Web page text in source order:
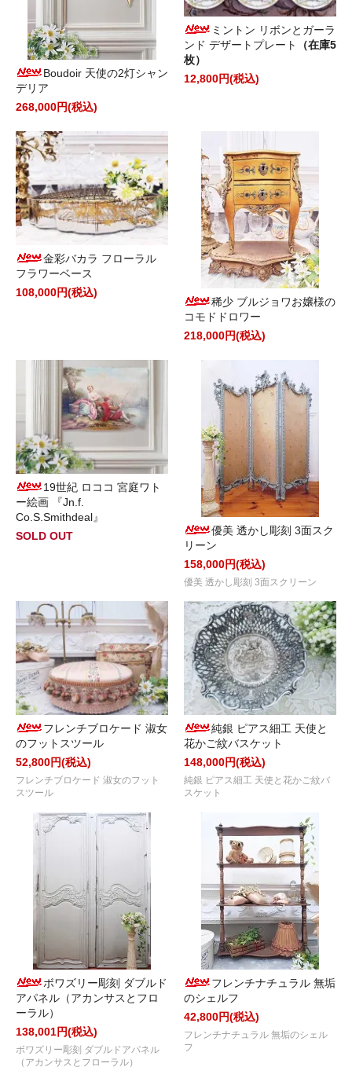
Boudoir 天使の2灯シャン
デリア
268,000円(税込)
ミントン リボンとガーラ
ンド デザートプレート
（在庫5
枚）
12,800円(税込)
金彩バカラ フローラル
フラワーベース
108,000円(税込)
稀少 ブルジョワお嬢様の
コモドドロワー
218,000円(税込)
19世紀 ロココ 宮庭ワト
ー絵画 『Jn.f.
Co.S.Smithdeal』
SOLD OUT
優美 透かし彫刻 3面スク
リーン
158,000円(税込)
優美 透かし彫刻 3面スクリーン
フレンチブロケード 淑女
のフットスツール
52,800円(税込)
フレンチブロケード 淑女のフット
スツール
純銀 ピアス細工 天使と
花かご紋バスケット
148,000円(税込)
純銀 ピアス細工 天使と花かご紋バ
スケット
ボワズリー彫刻 ダブルド
アパネル（アカンサスとフロ
ーラル）
138,001円(税込)
ボワズリー彫刻 ダブルドアパネル
（アカンサスとフローラル）
フレンチナチュラル 無垢
のシェルフ
42,800円(税込)
フレンチナチュラル 無垢のシェル
フ